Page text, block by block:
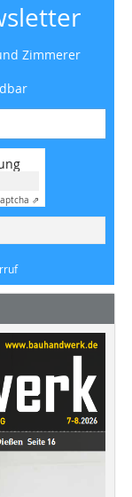
Zimmerer
⇗